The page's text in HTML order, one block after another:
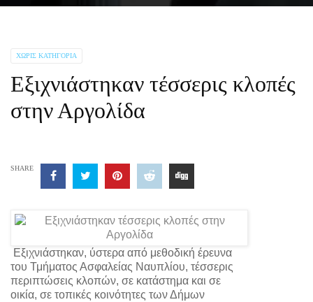
ΧΩΡΊΣ ΚΑΤΗΓΟΡΊΑ
Εξιχνιάστηκαν τέσσερις κλοπές
στην Αργολίδα
SHARE
Εξιχνιάστηκαν, ύστερα από μεθοδική έρευνα
του Τμήματος Ασφαλείας Ναυπλίου, τέσσερις
περιπτώσεις κλοπών, σε κατάστημα και σε
οικία, σε τοπικές κοινότητες των Δήμων